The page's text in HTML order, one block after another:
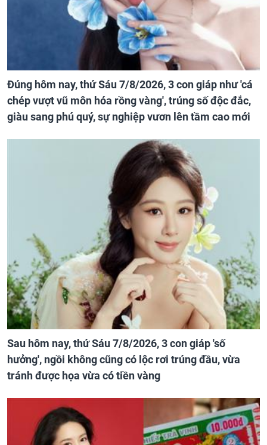
Đúng hôm nay, thứ Sáu 7/8/2026, 3 con giáp như 'cá
chép vượt vũ môn hóa rồng vàng', trúng số độc đắc,
giàu sang phú quý, sự nghiệp vươn lên tầm cao mới
Sau hôm nay, thứ Sáu 7/8/2026, 3 con giáp 'số
hưởng', ngồi không cũng có lộc rơi trúng đầu, vừa
tránh được họa vừa có tiền vàng